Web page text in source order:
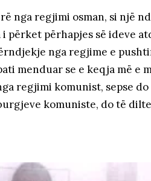
nga regjimi osman, si një
i përket përhapjes së ideve
nga regjime e
menduar se e keqja më e
regjimi komunist, sepse
komuniste, do të